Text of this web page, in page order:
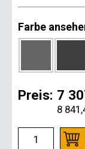
Farbe
Preis: 7
8